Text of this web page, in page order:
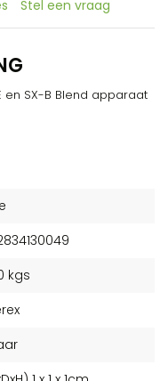
Stel een vraag
SX-B Blend apparaat
kgs